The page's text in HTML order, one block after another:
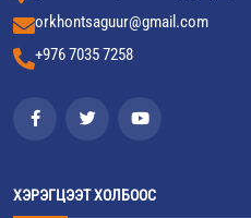
orkhontsaguur@gmail.com
+976 7035 7258
ХЭРЭГЦЭЭТ ХОЛБООС